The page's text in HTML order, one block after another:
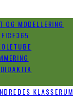
OG MODELLERING
KLASSERUM